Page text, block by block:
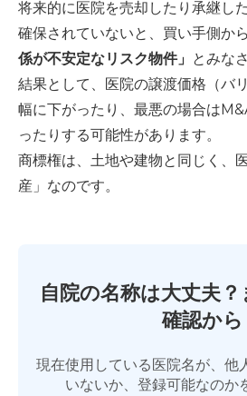
将来的に医院を売却したり承継し
確保されていないと、買い手側から
係が不安定なリスク物件」 とみな
結果として、医院の譲渡価格（バ
幅に下がったり、最悪の場合は
ったりする可能性があります。
商標権は、土地や建物と同じく、
産」なのです。
自院の名称は大丈夫
確認から
現在使用している医院名が、他
いないか、登録可能なのか